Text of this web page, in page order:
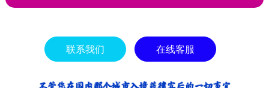
联系我们 在线客服